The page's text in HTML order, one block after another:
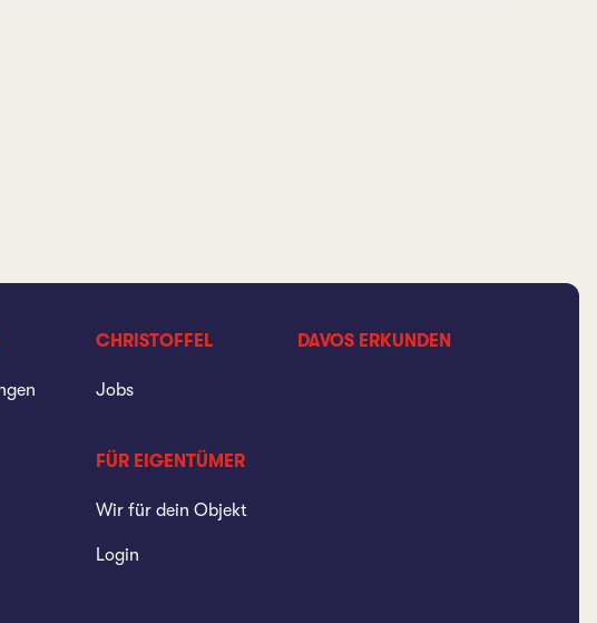
CHRISTOFFEL
Jobs
FÜR EIGENTÜMER
Wir für dein Objekt
Login
DAVOS ERKUNDEN